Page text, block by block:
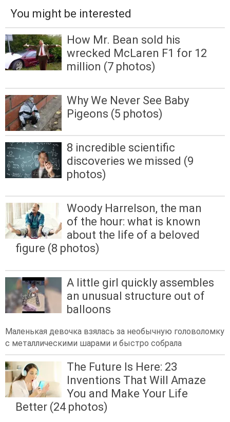
You might be interested
How Mr. Bean sold his
wrecked McLaren F1 for 12
million (7 photos)
Why We Never See Baby
Pigeons (5 photos)
8 incredible scientific
discoveries we missed (9
photos)
Woody Harrelson, the man
of the hour: what is known
about the life of a beloved
figure (8 photos)
A little girl quickly assembles
an unusual structure out of
balloons
Маленькая девочка взялась за необычную головоломку
с металлическими шарами и быстро собрала
The Future Is Here: 23
Inventions That Will Amaze
You and Make Your Life
Better (24 photos)